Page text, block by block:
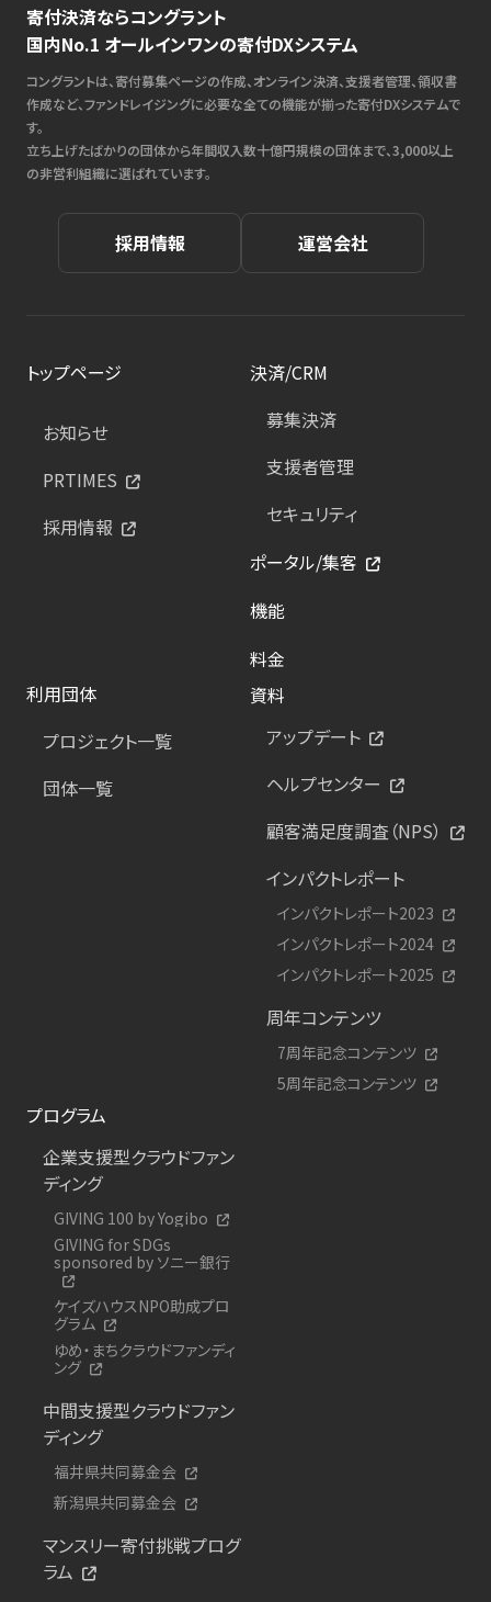
寄付決済ならコングラント
国内No.1 オールインワンの寄付DXシステム
コングラントは、寄付募集ページの作成、オンライン決済、支援者管理、領収書
作成など、ファンドレイジングに必要な全ての機能が揃った寄付DXシステムで
す。
立ち上げたばかりの団体から年間収入数十億円規模の団体まで、3,000以上
の非営利組織に選ばれています。
採用情報 運営会社
トップページ
お知らせ
PRTIMES
採用情報
決済/CRM
募集決済
支援者管理
セキュリティ
ポータル/集客
機能
料金
利用団体
プロジェクト一覧
団体一覧
資料
アップデート
ヘルプセンター
顧客満足度調査（NPS）
インパクトレポート
インパクトレポート2023
インパクトレポート2024
インパクトレポート2025
周年コンテンツ
7周年記念コンテンツ
5周年記念コンテンツ
プログラム
企業支援型クラウドファン
ディング
GIVING 100 by Yogibo
GIVING for SDGs
sponsored by ソニー銀行
ケイズハウスNPO助成プロ
グラム
ゆめ・まちクラウドファンディ
ング
中間支援型クラウドファン
ディング
福井県共同募金会
新潟県共同募金会
マンスリー寄付挑戦プログ
ラム